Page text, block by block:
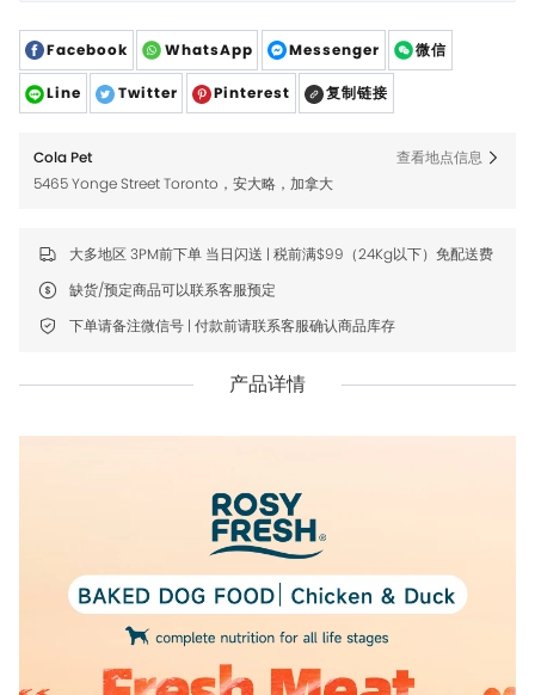
Facebook WhatsApp Messenger 微信
Line Twitter Pinterest 复制链接
Cola Pet
5465 Yonge Street Toronto，安大略，加拿大
查看地点信息
大多地区 3PM前下单 当日闪送 | 税前满$99（24Kg以下）免配送费
缺货/预定商品可以联系客服预定
下单请备注微信号 | 付款前请联系客服确认商品库存
产品详情